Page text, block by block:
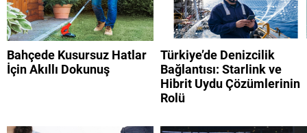
Bahçede Kusursuz Hatlar
İçin Akıllı Dokunuş
Türkiye’de Denizcilik
Bağlantısı: Starlink ve
Hibrit Uydu Çözümlerinin
Rolü